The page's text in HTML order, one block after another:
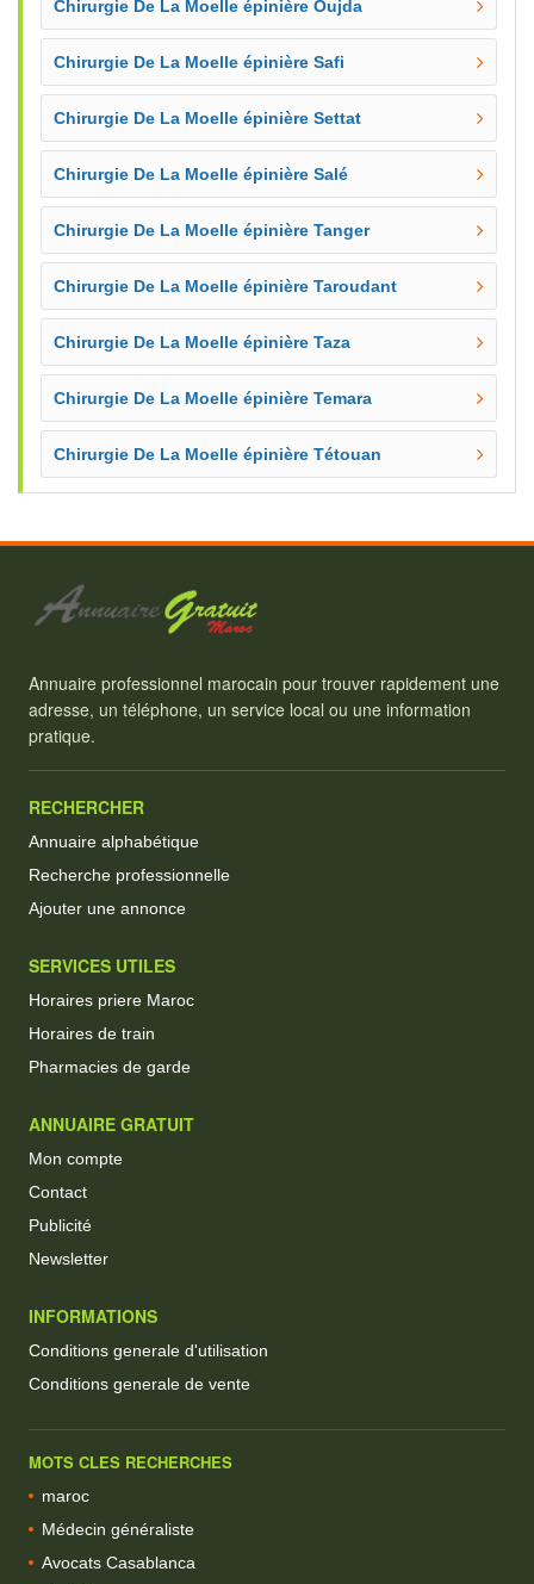
Chirurgie De La Moelle épinière Oujda
Chirurgie De La Moelle épinière Safi
Chirurgie De La Moelle épinière Settat
Chirurgie De La Moelle épinière Salé
Chirurgie De La Moelle épinière Tanger
Chirurgie De La Moelle épinière Taroudant
Chirurgie De La Moelle épinière Taza
Chirurgie De La Moelle épinière Temara
Chirurgie De La Moelle épinière Tétouan
Annuaire professionnel marocain pour trouver rapidement une
adresse, un téléphone, un service local ou une information
pratique.
RECHERCHER
Annuaire alphabétique
Recherche professionnelle
Ajouter une annonce
SERVICES UTILES
Horaires priere Maroc
Horaires de train
Pharmacies de garde
ANNUAIRE GRATUIT
Mon compte
Contact
Publicité
Newsletter
INFORMATIONS
Conditions generale d'utilisation
Conditions generale de vente
MOTS CLES RECHERCHES
maroc
Médecin généraliste
Avocats Casablanca